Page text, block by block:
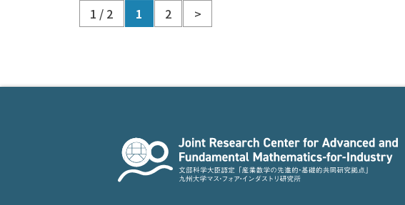
1 / 2 1 2 >